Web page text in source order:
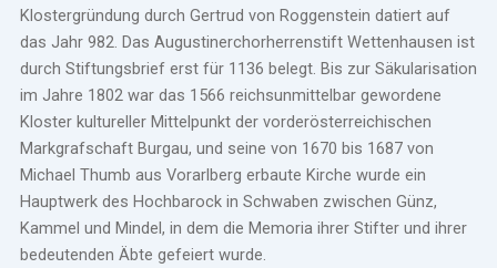
Klostergründung durch Gertrud von Roggenstein datiert auf
das Jahr 982. Das Augustinerchorherrenstift Wettenhausen ist
durch Stiftungsbrief erst für 1136 belegt. Bis zur Säkularisation
im Jahre 1802 war das 1566 reichsunmittelbar gewordene
Kloster kultureller Mittelpunkt der vorderösterreichischen
Markgrafschaft Burgau, und seine von 1670 bis 1687 von
Michael Thumb aus Vorarlberg erbaute Kirche wurde ein
Hauptwerk des Hochbarock in Schwaben zwischen Günz,
Kammel und Mindel, in dem die Memoria ihrer Stifter und ihrer
bedeutenden Äbte gefeiert wurde.